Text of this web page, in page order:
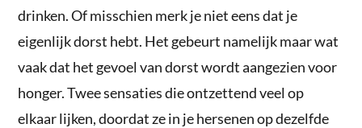
drinken. Of misschien merk je niet eens dat je
eigenlijk dorst hebt. Het gebeurt namelijk maar wat
vaak dat het gevoel van dorst wordt aangezien voor
honger. Twee sensaties die ontzettend veel op
elkaar lijken, doordat ze in je hersenen op dezelfde